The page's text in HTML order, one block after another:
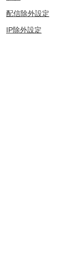
配信除外設定
IP除外設定